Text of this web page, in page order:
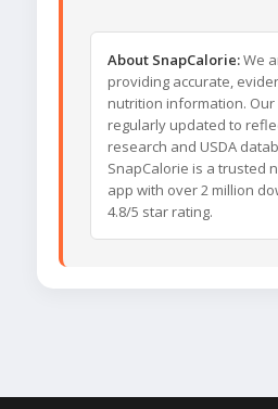
About SnapCalorie:We
providing accurate,
nutrition information. Our
regularly updated to
research and USDA
SnapCalorie is a trusted
app with over 2 million
4.8/5 star rating.